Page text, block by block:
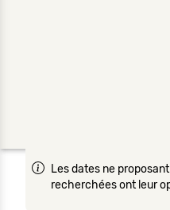
Les dates ne
recherchées ont leur